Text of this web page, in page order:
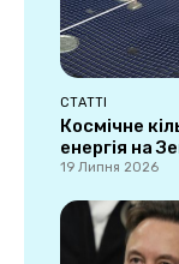
СТАТТІ
Космічне
енергія на
19 Липня 2026